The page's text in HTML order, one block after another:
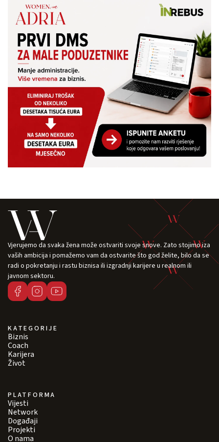
Vjerujemo da svaka žena može ostvariti svoje snove. Zato stojimo iza
vaših ambicija i pomažemo vam da ostvarite što god želite, bilo da se
radi o pokretanju i rastu biznisa ili izgradnji karijere u realnom ili
javnom sektoru.
KATEGORIJE
Biznis
Coach
Karijera
Život
PLATFORMA
Vijesti
Network
Događaji
Projekti
O nama